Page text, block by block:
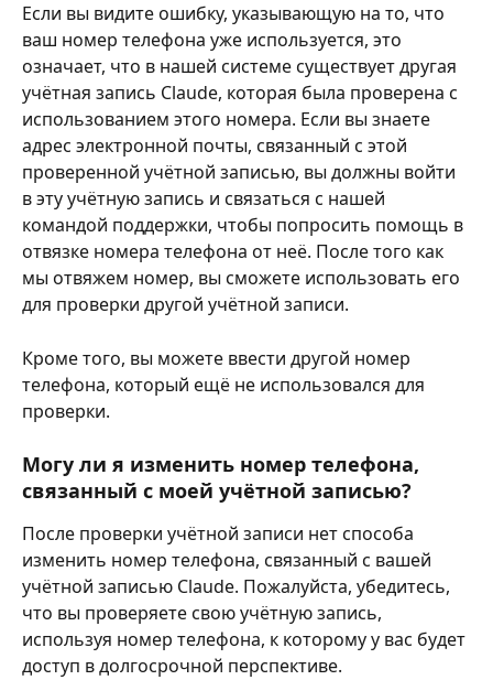
Если вы видите ошибку, указывающую на то, что
ваш номер телефона уже используется, это
означает, что в нашей системе существует другая
учётная запись Claude, которая была проверена с
использованием этого номера. Если вы знаете
адрес электронной почты, связанный с этой
проверенной учётной записью, вы должны войти
в эту учётную запись и связаться с нашей
командой поддержки, чтобы попросить помощь в
отвязке номера телефона от неё. После того как
мы отвяжем номер, вы сможете использовать его
для проверки другой учётной записи.
Кроме того, вы можете ввести другой номер
телефона, который ещё не использовался для
проверки.
Могу ли я изменить номер телефона,
связанный с моей учётной записью?
После проверки учётной записи нет способа
изменить номер телефона, связанный с вашей
учётной записью Claude. Пожалуйста, убедитесь,
что вы проверяете свою учётную запись,
используя номер телефона, к которому у вас будет
доступ в долгосрочной перспективе.